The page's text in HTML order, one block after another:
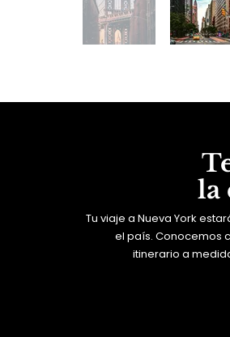
la
Tu viaje a Nueva York
el país. Conocemos
itinerario a